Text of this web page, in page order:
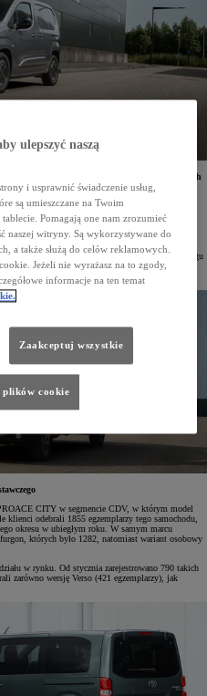
3689 samochodów osobowych i dostawczych
modeli rynku LCV za ten okres
pozycję w kategorii elektrycznych vanów.
osobowych i dostawczych Toyota Professional,
dwa modele znalazły się w czołowej
Polsce, co potwierdza duże zainteresowanie
na rynku Gwarancją PRO na 3 lata lub do przebiegu
PROACE CITY z wynikiem 1855 egzemplarzy,
którego zarejestrowano 883 sztuki.
CITY w segmencie CDV, w którym model
klienci odebrali 1855 egzemplarzy tego samochodu,
okresu w ubiegłym roku. W samym marcu
których było 1282, natomiast wariant osobowy
w rynku. Od stycznia zarejestrowano 790 takich
zarówno wersję Verso (421 egzemplarzy), jak
ulepszyć naszą
i usprawnić świadczenie usług,
są umieszczane na Twoim
Pomagają one nam zrozumieć
naszej witryny. Są wykorzystywane do
a także służą do celów reklamowych.
Jeżeli nie wyrażasz na to zgody,
informacje na ten temat
Zaakceptuj wszystkie
plików cookie